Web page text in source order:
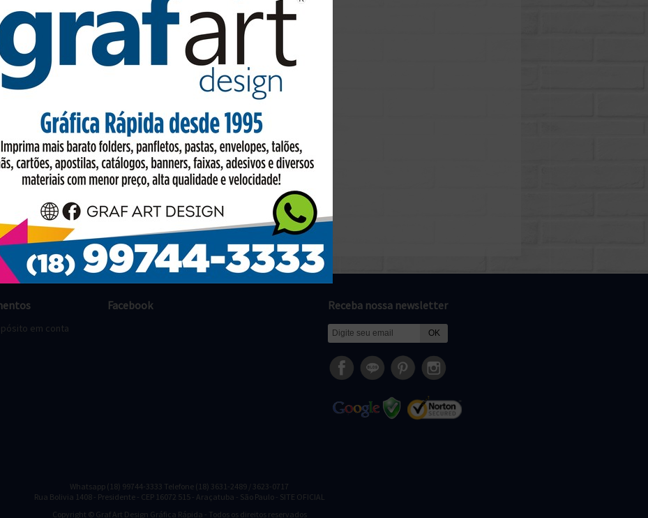
PAPEL DE SEDA PERSONALIZADO
Preço sob consulta
em conta
Facebook Receba nossa newsletter
Whatsapp (18) 99744-3333 Telefone (18) 3631-2489 / 3623-0717
Rua Bolivia 1408 - Presidente - CEP 16072 515 - Araçatuba - São Paulo - SITE OFICIAL
Copyright © Graf Art Design Gráfica Rápida - Todos os direitos reservados